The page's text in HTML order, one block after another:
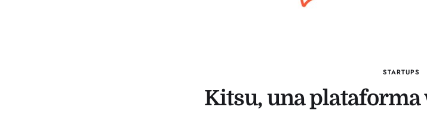
STARTUPS
Kitsu, una plataforma